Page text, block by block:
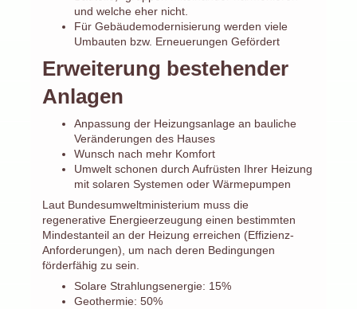
und welche eher nicht.
Für Gebäudemodernisierung werden viele
Umbauten bzw. Erneuerungen Gefördert
Erweiterung bestehender
Anlagen
Anpassung der Heizungsanlage an bauliche
Veränderungen des Hauses
Wunsch nach mehr Komfort
Umwelt schonen durch Aufrüsten Ihrer Heizung
mit solaren Systemen oder Wärmepumpen
Laut Bundesumweltministerium muss die
regenerative Energieerzeugung einen bestimmten
Mindestanteil an der Heizung erreichen (Effizienz-
Anforderungen), um nach deren Bedingungen
förderfähig zu sein.
Solare Strahlungsenergie: 15%
Geothermie: 50%